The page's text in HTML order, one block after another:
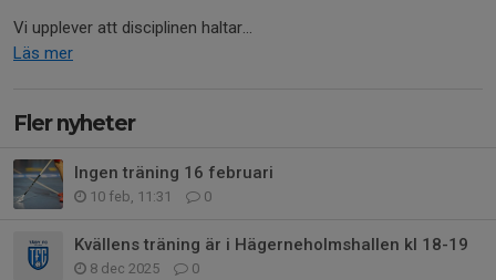
Vi upplever att disciplinen haltar...
Läs mer
Fler nyheter
Ingen träning 16 februari
10 feb, 11:31 0
Kvällens träning är i Hägerneholmshallen kl 18-19
8 dec 2025 0